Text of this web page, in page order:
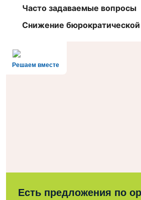
Часто задаваемые вопросы
Снижение бюрократической
Решаем вместе
Есть предложения по